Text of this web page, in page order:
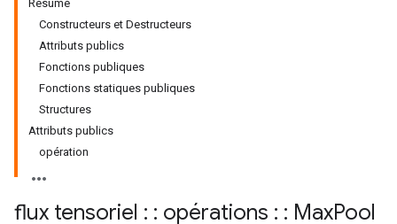
Résumé
Constructeurs et Destructeurs
Attributs publics
Fonctions publiques
Fonctions statiques publiques
Structures
Attributs publics
opération
flux tensoriel : : opérations : : MaxPool